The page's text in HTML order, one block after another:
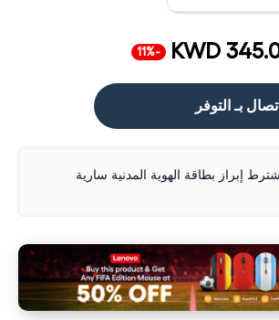
KWD
-11%
بـ التوفر
إبراز بطاقة الهوية المدنية سارية